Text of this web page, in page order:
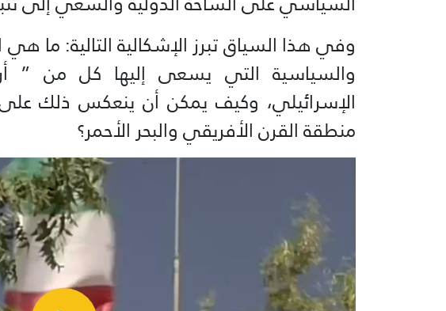
وفي هذا السياق تبرز الإشكالية التالية: ما هي
والسياسية التي يسعى إليها كل من ”
الإسرائيلي، وكيف يمكن أن ينعكس ذلك
منطقة القرن الأفريقي والبحر الأحمر؟